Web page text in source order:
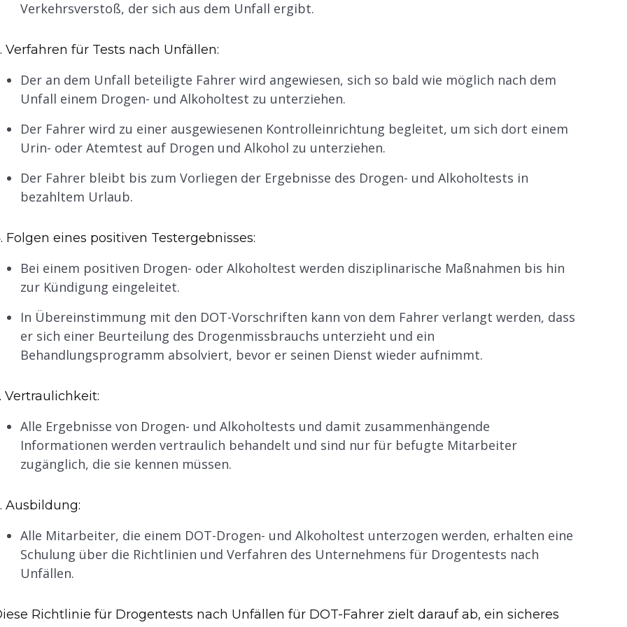
Verkehrsverstoß, der sich aus dem Unfall ergibt.
Verfahren für Tests nach Unfällen:
Der an dem Unfall beteiligte Fahrer wird angewiesen, sich so bald wie möglich nach dem
Unfall einem Drogen- und Alkoholtest zu unterziehen.
Der Fahrer wird zu einer ausgewiesenen Kontrolleinrichtung begleitet, um sich dort einem
Urin- oder Atemtest auf Drogen und Alkohol zu unterziehen.
Der Fahrer bleibt bis zum Vorliegen der Ergebnisse des Drogen- und Alkoholtests in
bezahltem Urlaub.
Folgen eines positiven Testergebnisses:
Bei einem positiven Drogen- oder Alkoholtest werden disziplinarische Maßnahmen bis hin
zur Kündigung eingeleitet.
In Übereinstimmung mit den DOT-Vorschriften kann von dem Fahrer verlangt werden, dass
er sich einer Beurteilung des Drogenmissbrauchs unterzieht und ein
Behandlungsprogramm absolviert, bevor er seinen Dienst wieder aufnimmt.
Vertraulichkeit:
Alle Ergebnisse von Drogen- und Alkoholtests und damit zusammenhängende
Informationen werden vertraulich behandelt und sind nur für befugte Mitarbeiter
zugänglich, die sie kennen müssen.
Ausbildung:
Alle Mitarbeiter, die einem DOT-Drogen- und Alkoholtest unterzogen werden, erhalten eine
Schulung über die Richtlinien und Verfahren des Unternehmens für Drogentests nach
Unfällen.
Richtlinie für Drogentests nach Unfällen für DOT-Fahrer zielt darauf ab, ein sicheres